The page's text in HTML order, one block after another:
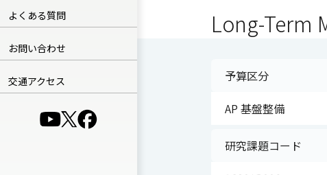
よくある質問
お問い合わせ
交通アクセス
（別ウインドウで開きます）
（別ウインドウで開きます）
（別ウインドウで開きます）
Long-Term
予算区分
AP 基盤整備
研究課題コード